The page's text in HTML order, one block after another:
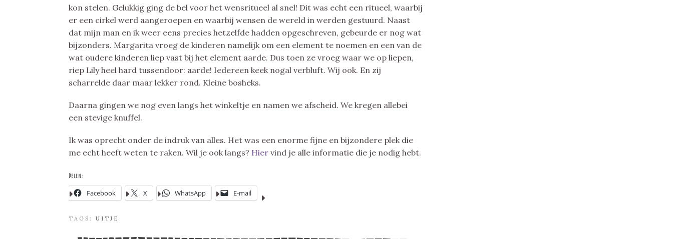
kon stelen. Gelukkig ging de bel voor het wensritueel al snel! Dit was echt een ritueel, waarbij
er een cirkel werd aangeroepen en waarbij wensen de wereld in werden gestuurd. Naast
dat mijn man en ik weer eens precies hetzelfde hadden opgeschreven, gebeurde er nog wat
bijzonders. Margarita vroeg de kinderen namelijk om een element te noemen en een van de
wat oudere kinderen liep vast bij het element aarde. Dus toen ze vroeg waar we op liepen,
riep Lily heel hard tussendoor: aarde! Iedereen keek nogal verbluft. Wij ook. En zij
scharrelde daar maar lekker rond. Kleine bosheks.
Daarna gingen we nog even langs het winkeltje en namen we afscheid. We kregen allebei
een stevige knuffel.
Ik was oprecht onder de indruk van alles. Het was een enorme fijne en bijzondere plek die
me echt heeft weten te raken. Wil je ook langs? Hier vind je alle informatie die je nodig hebt.
Delen:
Facebook X WhatsApp E-mail
TAGS: UITJE